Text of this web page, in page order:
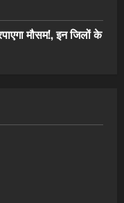
मौसम!, इन जिलों के